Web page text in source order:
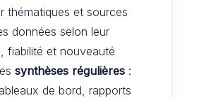
thématiques et sources
données selon leur
fiabilité et nouveauté
synthèses régulières :
de bord, rapports